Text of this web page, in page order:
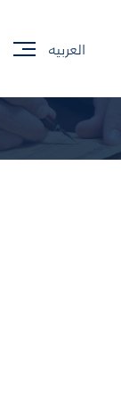
العربيه